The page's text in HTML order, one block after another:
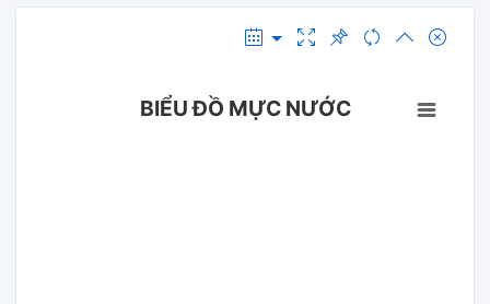
BIỂU ĐỒ MỰC NƯỚC